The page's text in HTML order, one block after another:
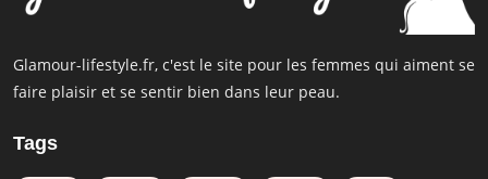
Glamour-lifestyle.fr, c'est le site pour les femmes qui aiment se
faire plaisir et se sentir bien dans leur peau.
Tags